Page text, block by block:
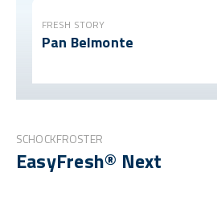
FRESH STORY
Pan Belmonte
SCHOCKFROSTER
EasyFresh® Next